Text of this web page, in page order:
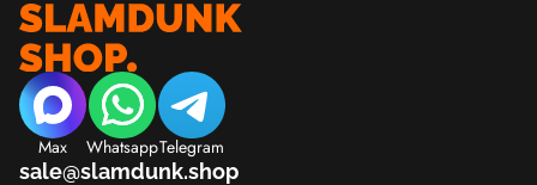
Max WhatsappTelegram
sale@slamdunk.shop